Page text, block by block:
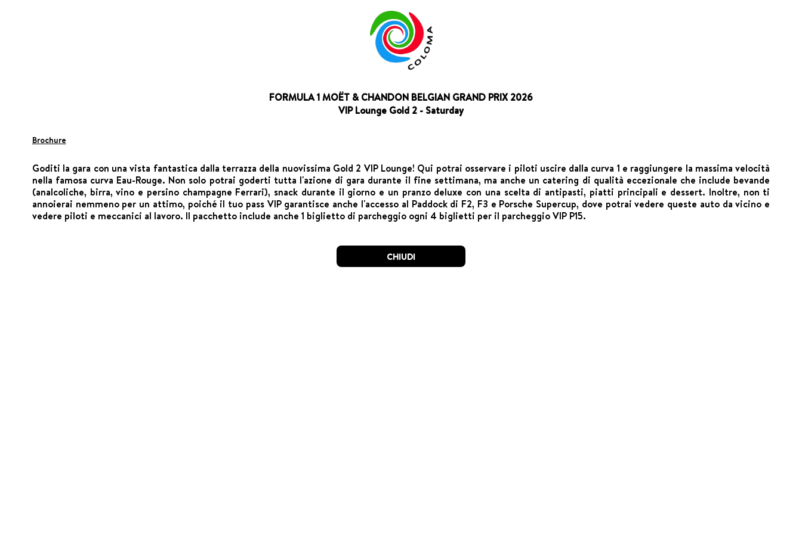
FORMULA 1 MOËT & CHANDON BELGIAN GRAND PRIX 2026
VIP Lounge Gold 2 - Saturday
Brochure
Goditi la gara con una vista fantastica dalla terrazza della nuovissima Gold 2 VIP Lounge! Qui potrai osservare i piloti uscire dalla curva 1 e raggiungere la massima velocità
nella famosa curva Eau-Rouge. Non solo potrai goderti tutta l'azione di gara durante il fine settimana, ma anche un catering di qualità eccezionale che include bevande
(analcoliche, birra, vino e persino champagne Ferrari), snack durante il giorno e un pranzo deluxe con una scelta di antipasti, piatti principali e dessert. Inoltre, non ti
annoierai nemmeno per un attimo, poiché il tuo pass VIP garantisce anche l'accesso al Paddock di F2, F3 e Porsche Supercup, dove potrai vedere queste auto da vicino e
vedere piloti e meccanici al lavoro. Il pacchetto include anche 1 biglietto di parcheggio ogni 4 biglietti per il parcheggio VIP P15.
CHIUDI